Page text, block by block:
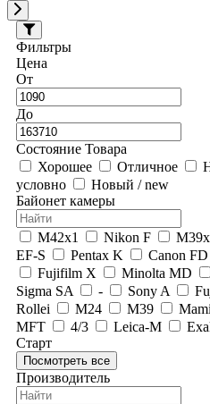
Фильтры
Цена
От
До
Состояние Товара
Хорошее
Отличное
условно
Новый / new
Байонет камеры
M42x1 Nikon F
EF-S
Pentax K
Canon FD
Fujifilm X
Minolta MD
Sigma SA
- Sony A
Rollei
М24 М39
MFT
4/3 Leica-M
Старт
Посмотреть все
Производитель